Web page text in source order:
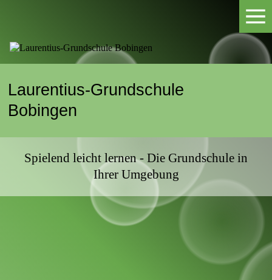
Laurentius-Grundschule
Bobingen
Spielend leicht lernen - Die Grundschule in
Ihrer Umgebung